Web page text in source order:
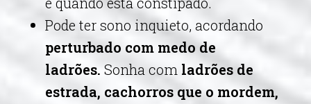
Pode ter sono inquieto, acordando
perturbado com medo de
ladrões. Sonha com ladrões de
estrada, cachorros que o mordem,